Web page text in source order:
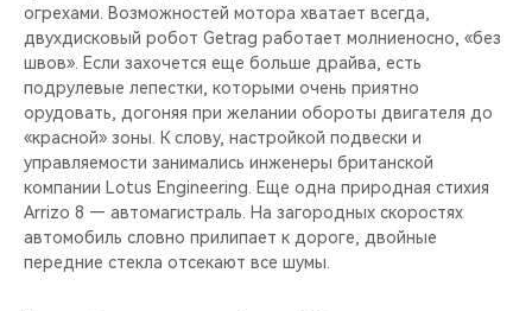
огрехами. Возможностей мотора хватает всегда,
двухдисковый робот Getrag работает молниеносно, «без
швов». Если захочется еще больше драйва, есть
подрулевые лепестки, которыми очень приятно
орудовать, догоняя при желании обороты двигателя до
«красной» зоны. К слову, настройкой подвески и
управляемости занимались инженеры британской
компании Lotus Engineering. Еще одна природная стихия
Arrizo 8 — автомагистраль. На загородных скоростях
автомобиль словно прилипает к дороге, двойные
передние стекла отсекают все шумы.